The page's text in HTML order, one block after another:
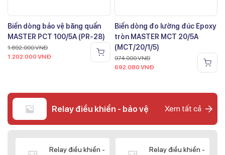
Biến dòng bảo vệ băng quấn
MASTER PCT 100/5A (PR-28)
1.692.000VNĐ
1.202.000 VNĐ
Biến dòng đo lường đúc Epoxy
tròn MASTER MCT 20/5A
(MCT/20/1/5)
974.000VNĐ
692.080 VNĐ
Relay điều khiển - bảo vệ Xem tất cả
Relay điều khiển -
Relay điều khiển -